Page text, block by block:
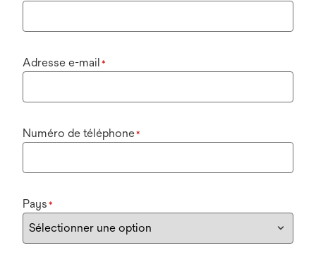
Adresse e-mail *
Numéro de téléphone*
Pays *